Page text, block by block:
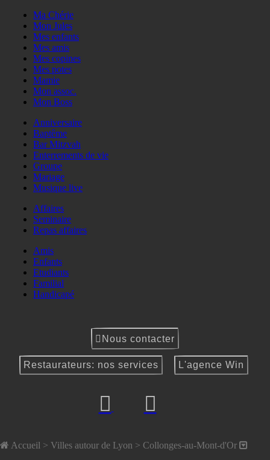
Ma Chérie
Mon Jules
Mes enfants
Mes amis
Mes copines
Mes potes
Mamie
Mon assoc.
Mon Boss
Anniversaire
Baptême
Bar Mitzvah
Enterrements de vie
Groupe
Mariage
Musique live
Affaires
Seminaire
Repas affaires
Amis
Enfants
Etudiants
Familial
Handicapé
Nous contacter
Restaurateurs: nos services L'agence Win
Accueil > Villes autour de Lyon > Collonges-au-Mont-d'Or